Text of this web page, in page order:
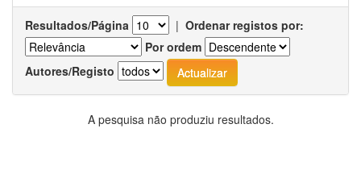
Resultados/Página | Ordenar registos por:
Por ordem
Autores/Registo
A pesquisa não produziu resultados.